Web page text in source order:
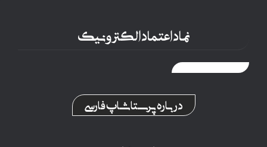
نماد اعتماد الکترونیک
درباره پرستاشاپ فارسی